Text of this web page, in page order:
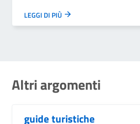
LEGGI DI PIÙ
Altri argomenti
guide turistiche